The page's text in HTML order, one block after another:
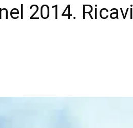
2014. Ricavi